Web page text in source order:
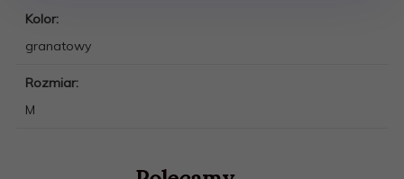
Kolor:
granatowy
Rozmiar:
M